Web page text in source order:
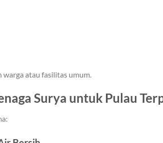
atau fasilitas umum.
Surya untuk Pulau